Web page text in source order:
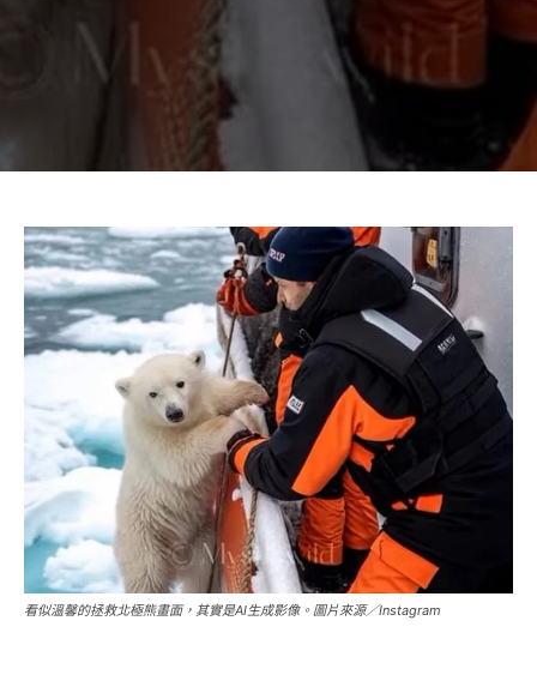
看似溫馨的拯救北極熊畫面，其實是AI生成影像。圖片來源／Instagram